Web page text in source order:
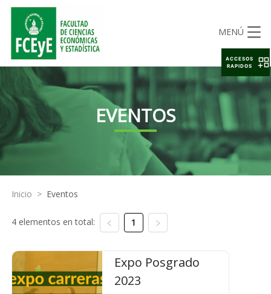
MENÚ
EVENTOS
Inicio > Eventos
4 elementos en total: 1
Expo Posgrado
2023
ACCESOS
RAPIDOS